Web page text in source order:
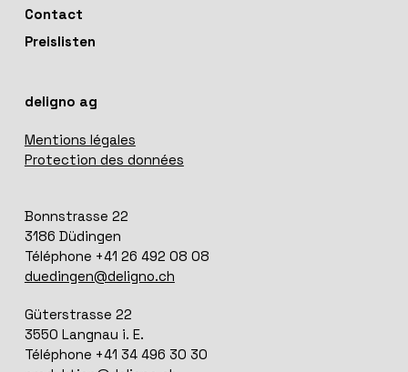
Contact
Preislisten
deligno ag
Mentions légales
Protection des données
Bonnstrasse 22
3186 Düdingen
Téléphone +41 26 492 08 08
duedingen@deligno.ch
Güterstrasse 22
3550 Langnau i. E.
Téléphone +41 34 496 30 30